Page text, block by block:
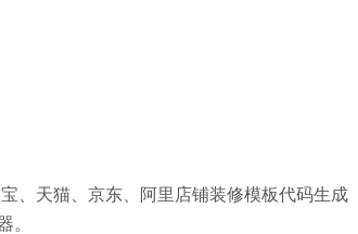
、天猫、京东、阿里店铺装修模板代码生成